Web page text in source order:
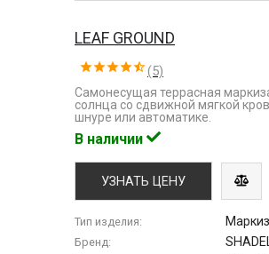
LEAF GROUND
(5)
Самонесущая террасная
солнца со сдвижной мягкой
шнуре или автоматике.
В наличии
УЗНАТЬ ЦЕНУ
Тип изделия:
Бренд: